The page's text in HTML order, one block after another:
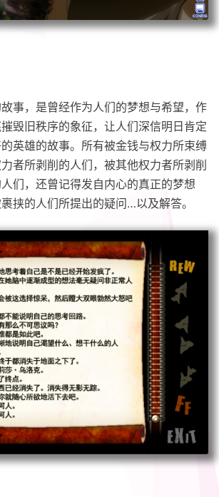
事，是曾经作为人们的梦想与希望，作
毁旧秩序的象征，让人们深信明日肯定
英雄的故事。所有被金钱与权力所束缚
者所剥削的人们，被其他权力者所剥削
们，还曾记得发自内心的真正的梦想
挟的人们所提出的疑问…以及解答。